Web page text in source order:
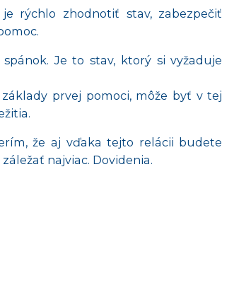
rýchlo zhodnotiť stav, zabezpečiť
Je to stav, ktorý si vyžaduje
prvej pomoci, môže byť v tej
že aj vďaka tejto relácii budete
najviac. Dovidenia.